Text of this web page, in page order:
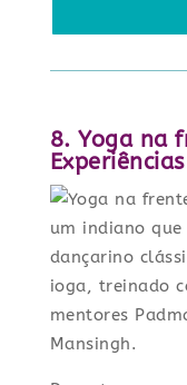
8. Yoga na
um indiano que
dançarino
ioga, treinado
mentores
Mansingh.